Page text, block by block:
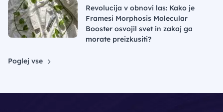
Revolucija v obnovi las: Kako je
Framesi Morphosis Molecular
Booster osvojil svet in zakaj ga
morate preizkusiti?
Poglej vse